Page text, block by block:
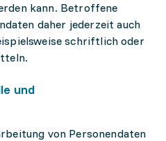
kann. Betroffene
daher jederzeit auch
schriftlich oder
und
von Personendaten